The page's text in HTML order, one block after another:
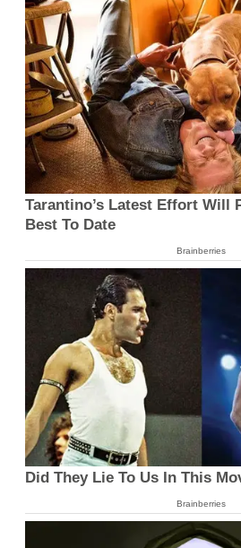
Tarantino’s Latest Effort Will
Best To Date
Brainberries
Did They Lie To Us In This
Brainberries